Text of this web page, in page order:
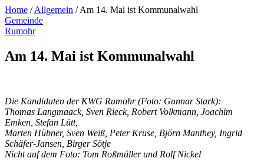
Home /Allgemein /Am 14. Mai ist Kommunalwahl
Gemeinde
Rumohr
Am 14. Mai ist Kommunalwahl
Die Kandidaten der KWG Rumohr (Foto: Gunnar Stark):
Thomas Langmaack, Sven Rieck, Robert Volkmann, Joachim
Emken, Stefan Lütt,
Marten Hübner, Sven Weiß, Peter Kruse, Björn Manthey, Ingrid
Schäfer-Jansen, Birger Sötje
Nicht auf dem Foto: Tom Roßmüller und Rolf Nickel